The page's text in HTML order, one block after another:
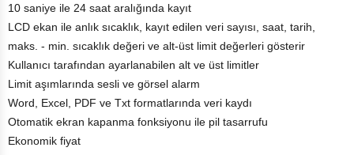
10 saniye ile 24 saat aralığında kayıt
LCD ekan ile anlık sıcaklık, kayıt edilen veri sayısı, saat, tarih,
maks. - min. sıcaklık değeri ve alt-üst limit değerleri gösterir
Kullanıcı tarafından ayarlanabilen alt ve üst limitler
Limit aşımlarında sesli ve görsel alarm
Word, Excel, PDF ve Txt formatlarında veri kaydı
Otomatik ekran kapanma fonksiyonu ile pil tasarrufu
Ekonomik fiyat